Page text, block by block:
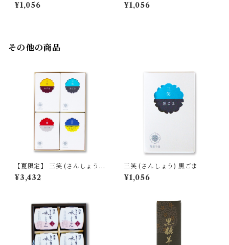
¥1,056 ¥1,056
その他の商品
【夏限定】 三笑 (さんしょう)
４本入り 詰合せ 【定番3種／
期間限定はちみつレモン】
¥3,432
三笑 (さんしょう) 黒ごま
¥1,056